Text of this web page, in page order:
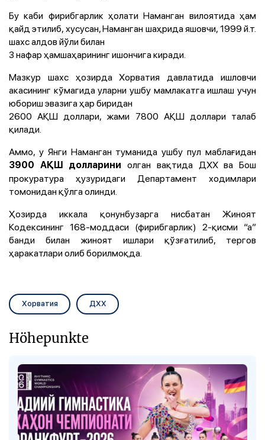
Бу каби фирибгарлик ҳолати Наманган вилоятида ҳам
қайд этилиб, хусусан, Наманган шаҳрида яшовчи, 1999 й.т.
шахс алдов йўли билан
3 нафар ҳамшаҳарининг ишончига киради.
Мазкур шахс ҳозирда Хорватия давлатида ишловчи
акасининг кўмагида уларни ушбу мамлакатга ишлаш учун
юбориш эвазига ҳар биридан
2600 АҚШ доллари, жами 7800 АҚШ доллари талаб
қилади.
Аммо, у Янги Наманган туманида ушбу пул маблағидан
3900 АҚШ долларини олган вақтида ДХХ ва Бош
прокуратура ҳузуридаги Департамент ходимлари
томонидан қўлга олинди.
Ҳозирда иккала қонунбузарга нисбатан Жиноят
Кодексининг 168-моддаси (фирибгарлик) 2-қисми “а”
банди билан жиноят ишлари қўзғатилиб, тергов
ҳаракатлари олиб борилмоқда.
Хорватия ДХХ
Höhepunkte